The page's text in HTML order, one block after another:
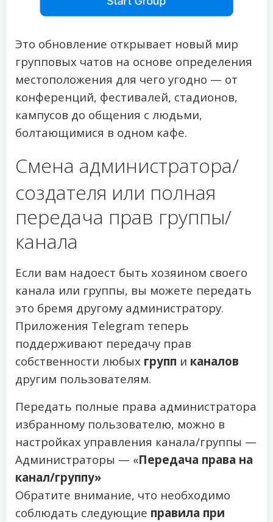
Это обновление открывает новый мир
групповых чатов на основе определения
местоположения для чего угодно — от
конференций, фестивалей, стадионов,
кампусов до общения с людьми,
болтающимися в одном кафе.
Смена администратора/
создателя или полная
передача прав группы/
канала
Если вам надоест быть хозяином своего
канала или группы, вы можете передать
это бремя другому администратору.
Приложения Telegram теперь
поддерживают передачу прав
собственности любых групп и каналов
другим пользователям.
Передать полные права администратора
избранному пользователю, можно в
настройках управления канала/группы —
Администраторы — «Передача права на
канал/группу»
Обратите внимание, что необходимо
соблюдать следующие правила при